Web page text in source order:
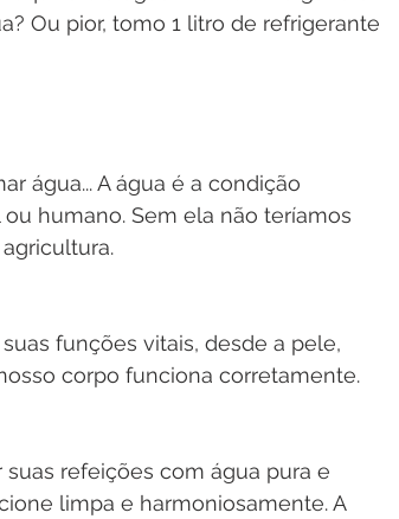
Ou pior, tomo 1 litro de refrigerante
água... A água é a condição
humano. Sem ela não teríamos
funções vitais, desde a pele,
corpo funciona corretamente.
refeições com água pura e
limpa e harmoniosamente. A